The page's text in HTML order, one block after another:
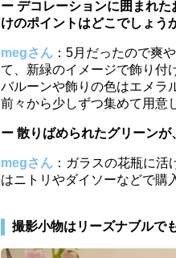
ー デコレーションに囲まれ
けのポイントはどこでしょう
megさん ：5月だったので爽
て、新緑のイメージで飾り付
バルーンや飾りの色はエメラ
前々から少しずつ集めて用意
ー 散りばめられたグリーンが
megさん ：ガラスの花瓶に
はニトリやダイソーなどで購
撮影小物はリーズナブルで